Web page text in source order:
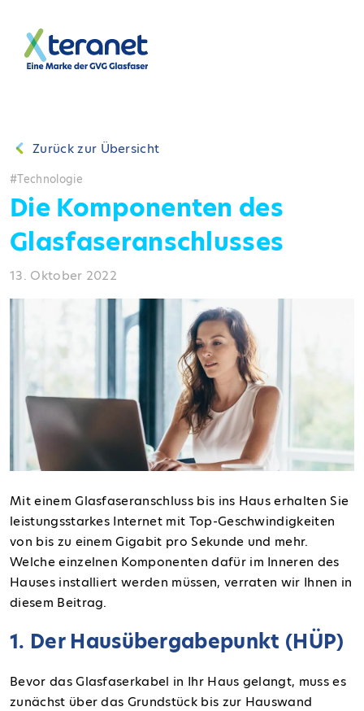
Zurück zur Übersicht
Technologie
Die Komponenten des
Glasfaseranschlusses
13. Oktober 2022
Mit einem Glasfaseranschluss bis ins Haus erhalten Sie
leistungsstarkes Internet mit Top-Geschwindigkeiten
von bis zu einem Gigabit pro Sekunde und mehr.
Welche einzelnen Komponenten dafür im Inneren des
Hauses installiert werden müssen, verraten wir Ihnen in
diesem Beitrag.
1. Der Hausübergabepunkt (HÜP)
Bevor das Glasfaserkabel in Ihr Haus gelangt, muss es
zunächst über das Grundstück bis zur Hauswand